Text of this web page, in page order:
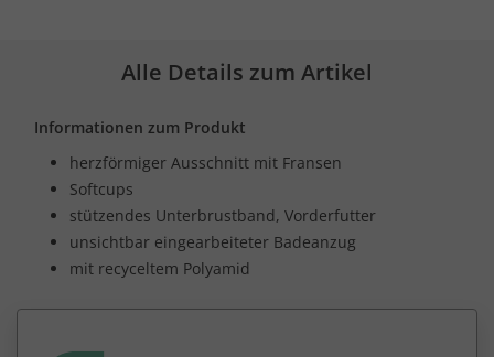
Alle Details zum Artikel
Informationen zum Produkt
herzförmiger Ausschnitt mit Fransen
Softcups
stützendes Unterbrustband, Vorderfutter
unsichtbar eingearbeiteter Badeanzug
mit recyceltem Polyamid